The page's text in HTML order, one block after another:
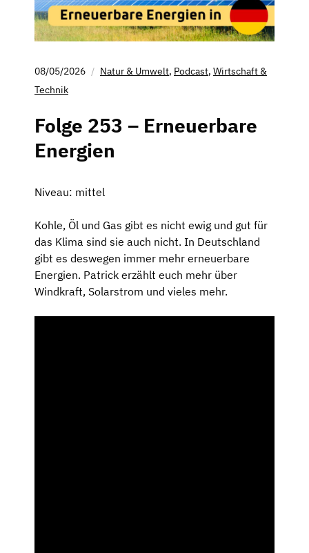
08/05/2026 Natur & Umwelt, Podcast, Wirtschaft &
Technik
Folge 253 – Erneuerbare
Energien
Niveau: mittel
Kohle, Öl und Gas gibt es nicht ewig und gut für
das Klima sind sie auch nicht. In Deutschland
gibt es deswegen immer mehr erneuerbare
Energien. Patrick erzählt euch mehr über
Windkraft, Solarstrom und vieles mehr.